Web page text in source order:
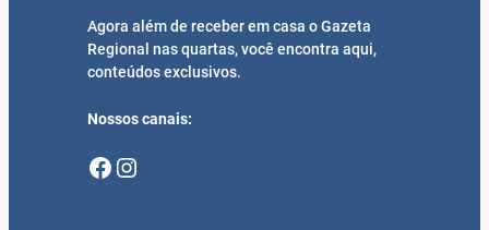
Agora além de receber em casa o Gazeta
Regional nas quartas, você encontra aqui,
conteúdos exclusivos.
Nossos canais:
Facebook Instagram